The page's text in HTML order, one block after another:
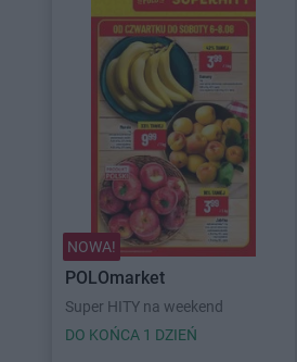
NOWA!
POLOmarket
Super HITY na weekend
DO KOŃCA 1 DZIEŃ